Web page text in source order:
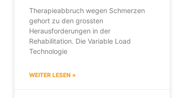
Therapieabbruch wegen Schmerzen
gehort zu den grossten
Herausforderungen in der
Rehabilitation. Die Variable Load
Technologie
WEITER LESEN »